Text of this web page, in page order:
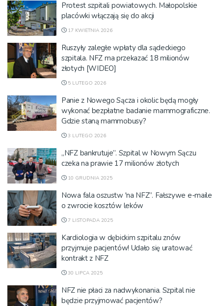
Protest szpitali powiatowych. Małopolskie
placówki włączają się do akcji
17 KWIETNIA 2026
Ruszyły zaległe wpłaty dla sądeckiego
szpitala. NFZ ma przekazać 18 milionów
złotych [WIDEO]
5 LUTEGO 2026
Panie z Nowego Sącza i okolic będą mogły
wykonać bezpłatne badanie mammograficzne.
Gdzie staną mammobusy?
3 LUTEGO 2026
„NFZ bankrutuje”. Szpital w Nowym Sączu
czeka na prawie 17 milionów złotych
10 GRUDNIA 2025
Nowa fala oszustw 'na NFZ”. Fałszywe e-maile
o zwrocie kosztów leków
7 LISTOPADA 2025
Kardiologia w dębickim szpitalu znów
przyjmuje pacjentów! Udało się uratować
kontrakt z NFZ
30 LIPCA 2025
NFZ nie płaci za nadwykonania. Szpital nie
będzie przyjmować pacjentów?